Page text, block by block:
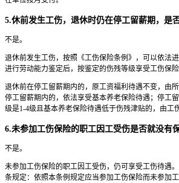
5.休前发生工伤，退休时仍在停工留薪期，是
不是。
退休前发生工伤，按照《工伤保险条例》，可以依法
进行劳动能力鉴定后，按鉴定的伤残等级享受工伤保险
退休前在停工留薪期内的，原工资福利待遇不变，由
停工留薪期内的，依法享受基本养老保险待遇；停工
级是1-4级且基本养老保险待遇低于伤残津贴的，由工
6.未参加工伤保险的职工因工受伤是否就没有
不是。
未参加工伤保险的职工因工受伤，仍可享受工伤待遇
条规定：依照本条例规定应当参加工伤保险而未参加